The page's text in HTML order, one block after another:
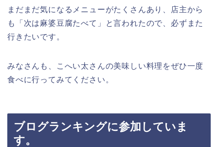
まだまだ気になるメニューがたくさんあり、店主から
も「次は麻婆豆腐たべて」と言われたので、必ずまた
行きたいです。
みなさんも、こへい太さんの美味しい料理をぜひ一度
食べに行ってみてください。
ブログランキングに参加していま
す。